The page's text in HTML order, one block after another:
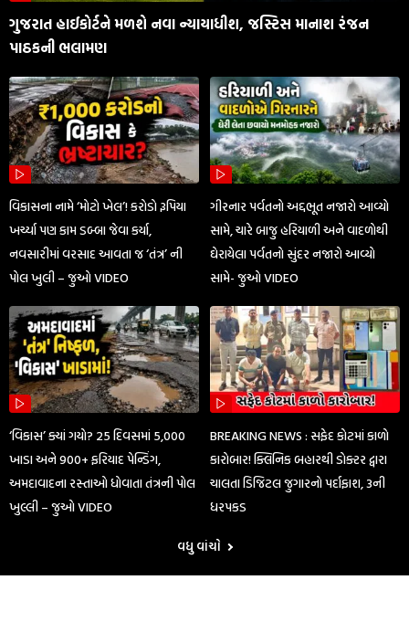
ગુજરાત હાઈકોર્ટને મળશે નવા ન્યાયાધીશ, જસ્ટિસ માનાશ રંજન
પાઠકની ભલામણ
વિકાસના નામે ‘મોટો ખેલ’! કરોડો રૂપિયા
ખર્ચ્યા પણ કામ ડબ્બા જેવા કર્યા,
નવસારીમાં વરસાદ આવતા જ ‘તંત્ર’ ની
પોલ ખુલી – જુઓ VIDEO
ગીરનાર પર્વતનો અદ્દભૂત નજારો આવ્યો
સામે, ચારે બાજુ હરિયાળી અને વાદળોથી
ઘેરાયેલા પર્વતનો સુંદર નજારો આવ્યો
સામે- જુઓ VIDEO
‘વિકાસ’ ક્યાં ગયો? 25 દિવસમાં 5,000
ખાડા અને 900+ ફરિયાદ પેન્ડિંગ,
અમદાવાદના રસ્તાઓ ધોવાતા તંત્રની પોલ
ખુલ્લી – જુઓ VIDEO
BREAKING NEWS : સફેદ કોટમાં કાળો
કારોબાર! ક્લિનિક બહારથી ડોક્ટર દ્વારા
ચાલતા ડિજિટલ જુગારનો પર્દાફાશ, 3ની
ધરપકડ
વધુ વાંચો